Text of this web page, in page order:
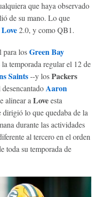
que haya observado
de su mano. Lo que
2.0, y como QB1.
para losGreen Bay
temporada regular el 12 de
Saints--y losPackers
Aaron
alinear a Loveesta
lo que quedaba de la
durante las actividades
al tercero en el orden
toda su temporada de